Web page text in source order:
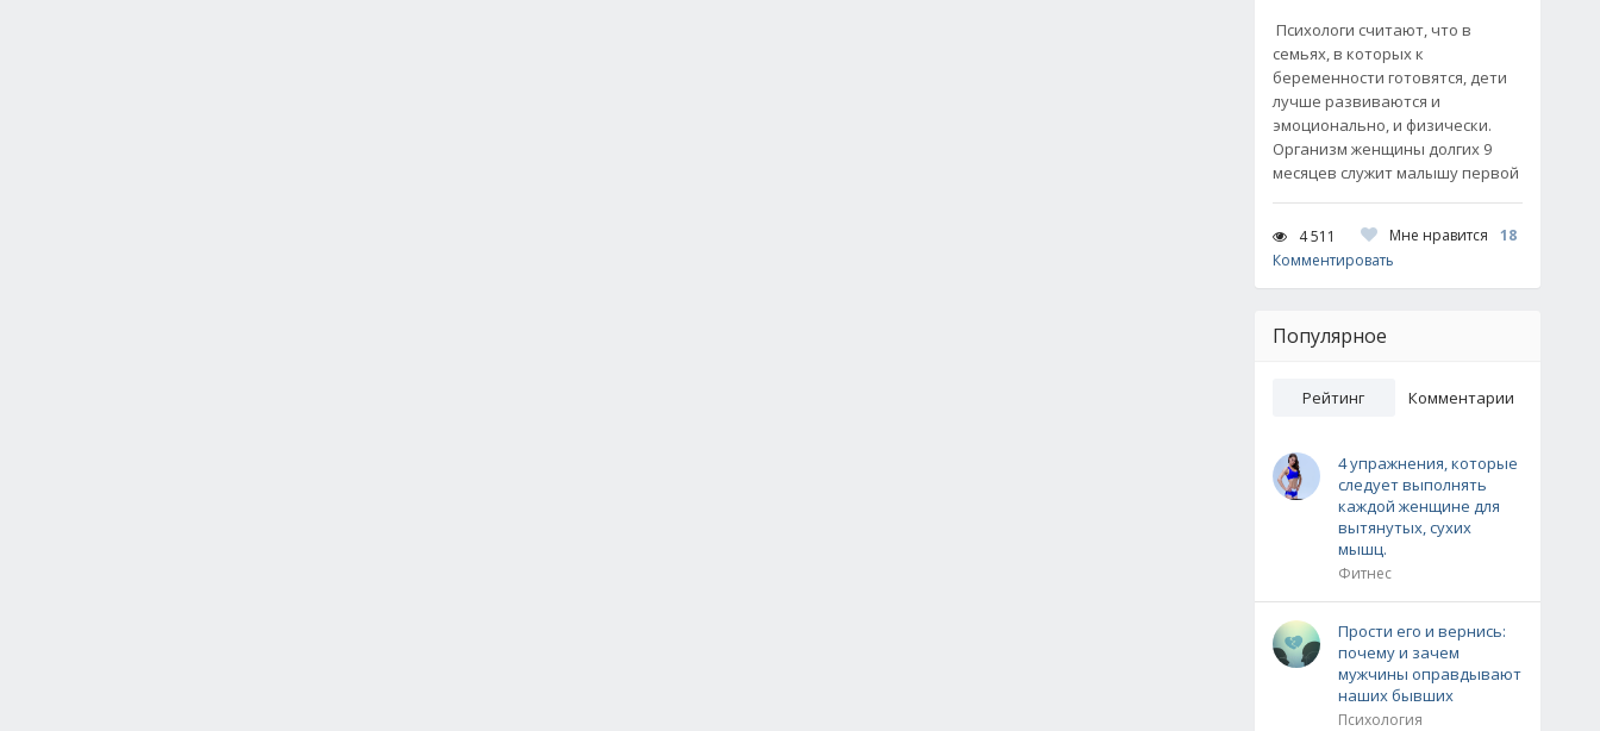
Психологи считают, что в
семьях, в которых к
беременности готовятся, дети
лучше развиваются и
эмоционально, и физически.
Организм женщины долгих 9
месяцев служит малышу первой
4 511 Мне нравится
18
Комментировать
Популярное
Рейтинг Комментарии
4 упражнения, которые
следует выполнять
каждой женщине для
вытянутых, сухих
мышц.
Фитнес
Прости его и вернись:
почему и зачем
мужчины оправдывают
наших бывших
Психология